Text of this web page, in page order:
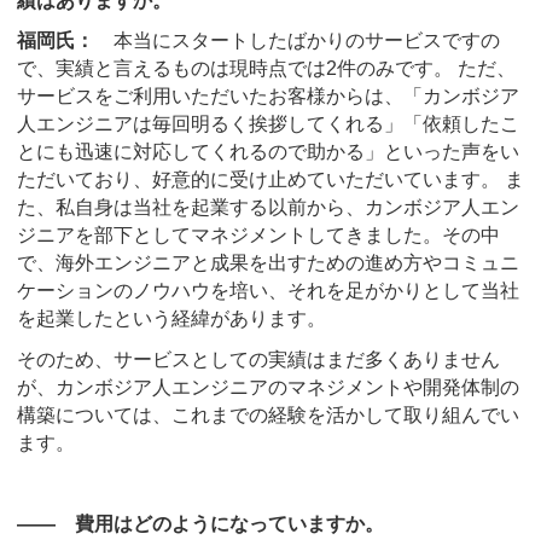
福岡氏：
本当にスタートしたばかりのサービスですの
で、実績と言えるものは現時点では2件のみです。 ただ、
サービスをご利用いただいたお客様からは、「カンボジア
人エンジニアは毎回明るく挨拶してくれる」「依頼したこ
とにも迅速に対応してくれるので助かる」といった声をい
ただいており、好意的に受け止めていただいています。 ま
た、私自身は当社を起業する以前から、カンボジア人エン
ジニアを部下としてマネジメントしてきました。その中
で、海外エンジニアと成果を出すための進め方やコミュニ
ケーションのノウハウを培い、それを足がかりとして当社
を起業したという経緯があります。
そのため、サービスとしての実績はまだ多くありません
が、カンボジア人エンジニアのマネジメントや開発体制の
構築については、これまでの経験を活かして取り組んでい
ます。
―― 費用はどのようになっていますか。